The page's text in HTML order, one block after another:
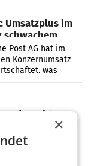
Umsatzplus im
Post AG hat im
Konzernumsatz
was
gegenüber dem
und macht
AMSTERDAM. Der
hat im
operativ
×